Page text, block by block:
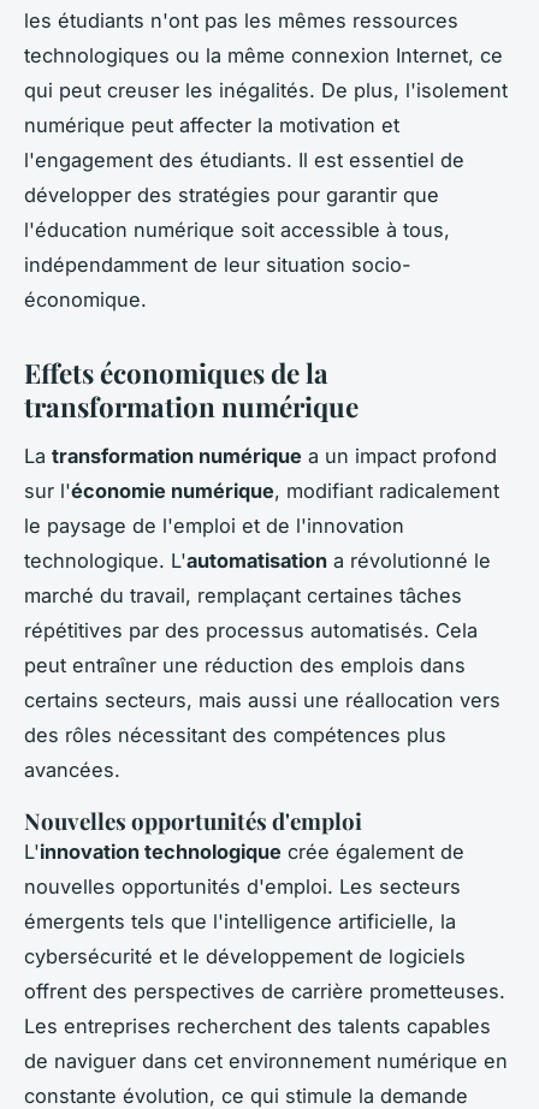
les étudiants n'ont pas les mêmes ressources
technologiques ou la même connexion Internet, ce
qui peut creuser les inégalités. De plus, l'isolement
numérique peut affecter la motivation et
l'engagement des étudiants. Il est essentiel de
développer des stratégies pour garantir que
l'éducation numérique soit accessible à tous,
indépendamment de leur situation socio-
économique.
Effets économiques de la
transformation numérique
La transformation numérique a un impact profond
sur l'économie numérique, modifiant radicalement
le paysage de l'emploi et de l'innovation
technologique. L'automatisation a révolutionné le
marché du travail, remplaçant certaines tâches
répétitives par des processus automatisés. Cela
peut entraîner une réduction des emplois dans
certains secteurs, mais aussi une réallocation vers
des rôles nécessitant des compétences plus
avancées.
Nouvelles opportunités d'emploi
L'innovation technologique crée également de
nouvelles opportunités d'emploi. Les secteurs
émergents tels que l'intelligence artificielle, la
cybersécurité et le développement de logiciels
offrent des perspectives de carrière prometteuses.
Les entreprises recherchent des talents capables
de naviguer dans cet environnement numérique en
constante évolution, ce qui stimule la demande